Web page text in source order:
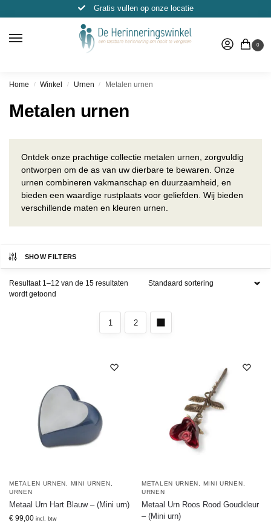
Gratis vullen op onze locatie
0
Home / Winkel / Urnen / Metalen urnen
Metalen urnen
Ontdek onze prachtige collectie metalen urnen, zorgvuldig
ontworpen om de as van uw dierbare te bewaren. Onze
urnen combineren vakmanschap en duurzaamheid, en
bieden een waardige rustplaats voor geliefden. Wij bieden
verschillende maten en kleuren urnen.
SHOW FILTERS
Resultaat 1–12 van de 15 resultaten
wordt getoond
1 2
METALEN URNEN MINI URNEN
URNEN
Metaal Urn Hart Blauw – (Mini urn)
€ 99,00 incl. btw
METALEN URNEN MINI URNEN
URNEN
Metaal Urn Roos Rood Goudkleur
– (Mini urn)